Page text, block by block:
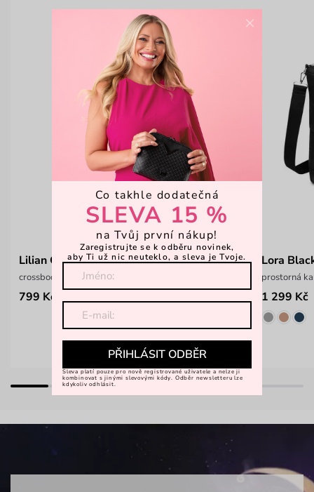
Lilian Crossbody Wallet
crossbody peněženka Vushie
799 Kč
Lora
prostorná
1 299 Kč
×
Co takhle dodatečná
SLEVA 15 %
na Tvůj první nákup!
Zaregistrujte se k odběru novinek,
aby Ti už nic neuteklo, a sleva je Tvoje.
PŘIHLÁSIT ODBĚR
Sleva platí pouze pro nově registrované uživatele a nelze ji
kombinovat s jinými slevovými kódy. Odběr newsletteru lze
kdykoliv odhlásit.